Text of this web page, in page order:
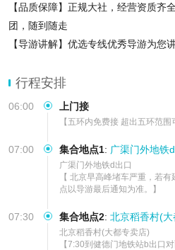
【品质保障】正规大社，经营资质齐
团，随到随走
【导游讲解】优选专线优秀导游为您
【安心服务】豪华空调旅游大巴，优
行程安排
06:00 上门接
【五环内免费接 超出五环范
07:00 集合地点1: 广渠门外地铁
广渠门外地铁d出口
【 北京早高峰堵车严重，若
点以导游最后通知为准。】
07:30 集合地点2: 北京稻香村(
北京稻香村(大都专卖店)
【7:30到健德门地铁站b出口